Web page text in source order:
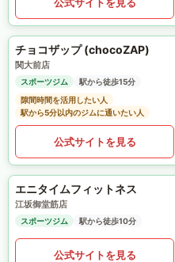
チョコザップ (chocoZAP)
関大前店
スポーツジム
駅から徒歩15分
隙間時間を活用したい人
駅から5分以内のジムに通いたい人
公式サイトを見る
エニタイムフィットネス
江坂御堂筋店
スポーツジム 駅から徒歩10分
公式サイトを見る